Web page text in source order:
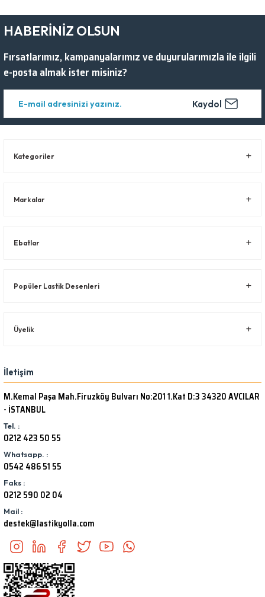
HABERİNİZ OLSUN
Fırsatlarımız, kampanyalarımız ve duyurularımızla ile ilgili
e-posta almak ister misiniz?
Kaydol
Kategoriler
Markalar
Ebatlar
Popüler Lastik Desenleri
Üyelik
İletişim
M.Kemal Paşa Mah.Firuzköy Bulvarı No:201 1.Kat D:3 34320 AVCILAR
- İSTANBUL
Tel. :
0212 423 50 55
Whatsapp. :
0542 486 51 55
Faks :
0212 590 02 04
Mail :
destek@lastikyolla.com